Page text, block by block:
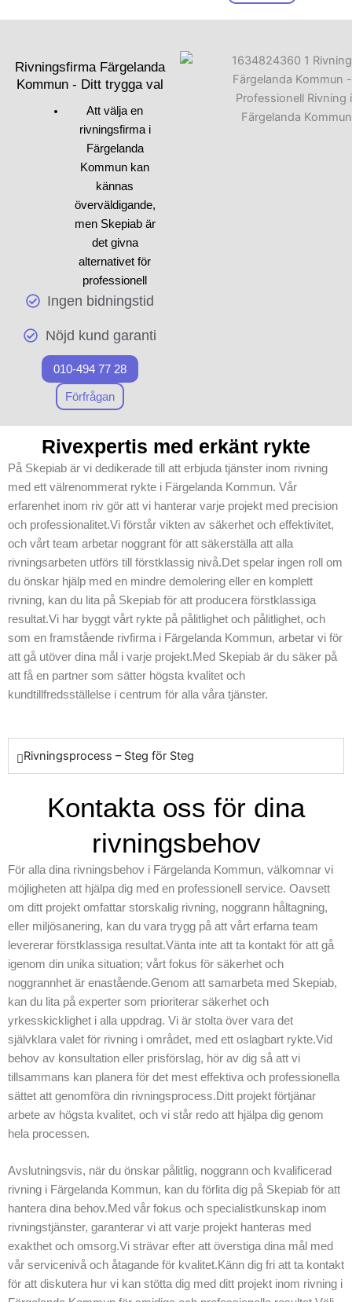
Vårt huvudsakliga mål är att
för våra kunder. Genom att
tillämpa de senaste
teknikerna och metoderna
rivningochsanering
Rivningsfirma Färgelanda
Kommun - Ditt trygga val
Att välja en
rivningsfirma i
Färgelanda
Kommun kan
kännas
överväldigande,
men Skepiab är
det givna
alternativet för
professionell
rivning. Med vår
säkerställer vi att
dina projekt utförs
med exakthet och
högsta standard.
Vår verksamhet i
Kommun arbetar
på att leverera
pålitliga tjänster,
där riskminimering
och precision alltid
står i centrum. Vi
förstår vikten av att
anpassa våra
metoder efter varje
specifika behov,
och vi fokuserar på
alltid kundens
behov främst.
Skepiab är
och vårt dedikation
i att leverera
resultat. Oavsett
en mindre rivning
eller ett komplext
projekt i
Färgelanda
Kommun,
säkerställer vi att
våra kunder får
den förväntade
upplevelsen.
Vårt grupp av
experter står redo
att hjälpa med sina
omfattande
kunskaper och
expertis inom
rivning, och vi är
topprankade inom
rivexpertis i
regionen.
Ingen bidningstid
Nöjd kund garanti
010-494 77 28
Förfrågan
Rivexpertis med erkänt rykte
På Skepiab är vi dedikerade till att erbjuda tjänster inom rivning
med ett välrenommerat rykte i Färgelanda Kommun. Vår
erfarenhet inom riv gör att vi hanterar varje projekt med precision
och professionalitet.Vi förstår vikten av säkerhet och effektivitet,
och vårt team arbetar noggrant för att säkerställa att alla
rivningsarbeten utförs till förstklassig nivå.Det spelar ingen roll om
du önskar hjälp med en mindre demolering eller en komplett
rivning, kan du lita på Skepiab för att producera förstklassiga
resultat.Vi har byggt vårt rykte på pålitlighet och pålitlighet, och
som en framstående rivfirma i Färgelanda Kommun, arbetar vi för
att gå utöver dina mål i varje projekt.Med Skepiab är du säker på
att få en partner som sätter högsta kvalitet och
kundtillfredsställelse i centrum för alla våra tjänster.
Rivningsprocess – Steg för Steg
Kontakta oss för dina
rivningsbehov
För alla dina rivningsbehov i Färgelanda Kommun, välkomnar vi
möjligheten att hjälpa dig med en professionell service. Oavsett
om ditt projekt omfattar storskalig rivning, noggrann håltagning,
eller miljösanering, kan du vara trygg på att vårt erfarna team
levererar förstklassiga resultat.Vänta inte att ta kontakt för att gå
igenom din unika situation; vårt fokus för säkerhet och
noggrannhet är enastående.Genom att samarbeta med Skepiab,
kan du lita på experter som prioriterar säkerhet och
yrkesskicklighet i alla uppdrag. Vi är stolta över vara det
självklara valet för rivning i området, med ett oslagbart rykte.Vid
behov av konsultation eller prisförslag, hör av dig så att vi
tillsammans kan planera för det mest effektiva och professionella
sättet att genomföra din rivningsprocess.Ditt projekt förtjänar
arbete av högsta kvalitet, och vi står redo att hjälpa dig genom
hela processen.
Avslutningsvis, när du önskar pålitlig, noggrann och kvalificerad
rivning i Färgelanda Kommun, kan du förlita dig på Skepiab för att
hantera dina behov.Med vår fokus och specialistkunskap inom
rivningstjänster, garanterar vi att varje projekt hanteras med
exakthet och omsorg.Vi strävar efter att överstiga dina mål med
vår servicenivå och åtagande för kvalitet.Känn dig fri att ta kontakt
för att diskutera hur vi kan stötta dig med ditt projekt inom rivning i